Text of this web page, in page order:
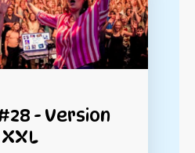
- Version
XXL